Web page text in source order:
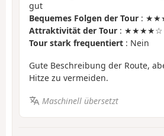
gut
Bequemes Folgen der Tour :
Attraktivität der Tour : ★★★★☆
Tour stark frequentiert : Nein
Gute Beschreibung der Route,
Hitze zu vermeiden.
Maschinell übersetzt